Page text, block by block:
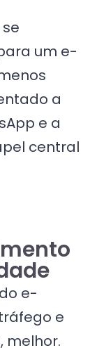
um e-
a
e a
central
e-
e
melhor.